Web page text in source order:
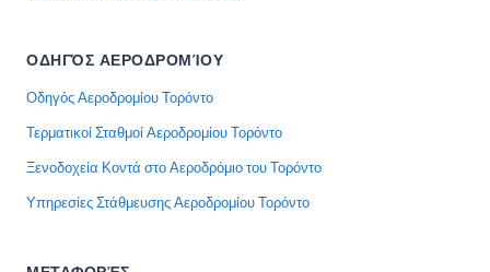
ΟΔΗΓΌΣ ΑΕΡΟΔΡΟΜΊΟΥ
Οδηγός Αεροδρομίου Τορόντο
Τερματικοί Σταθμοί Αεροδρομίου Τορόντο
Ξενοδοχεία Κοντά στο Αεροδρόμιο του Τορόντο
Υπηρεσίες Στάθμευσης Αεροδρομίου Τορόντο